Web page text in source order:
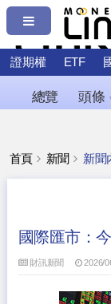
證期權 ETF
總覽 頭條
首頁 新聞 新聞
國際匯市：
財訊新聞 2026/